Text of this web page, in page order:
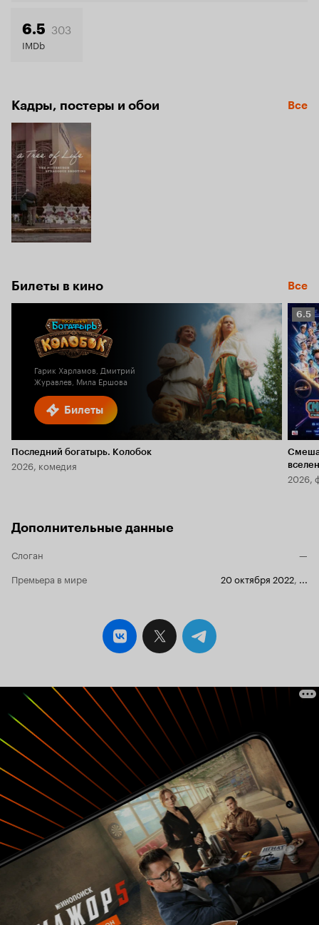
6.5 303
IMDb
Кадры, постеры и обои Все
Билеты в кино Все
Билеты
Гарик Харламов, Дмитрий
Журавлев, Мила Ершова
Последний богатырь. Колобок
2026, комедия
6.5
6.5
2026,
Дополнительные данные
Слоган
—
Премьера в мире
20 октября 2022, ...